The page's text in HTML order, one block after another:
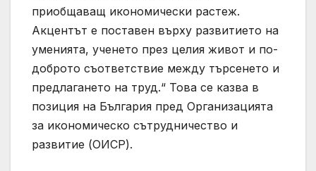
приобщаващ икономически растеж.
Акцентът е поставен върху развитието на
уменията, ученето през целия живот и по-
доброто съответствие между търсенето и
предлагането на труд.“ Това се казва в
позиция на България пред Организацията
за икономическо сътрудничество и
развитие (ОИСР).